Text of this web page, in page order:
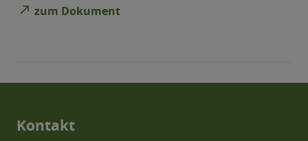
north_east zum Dokument
Kontakt